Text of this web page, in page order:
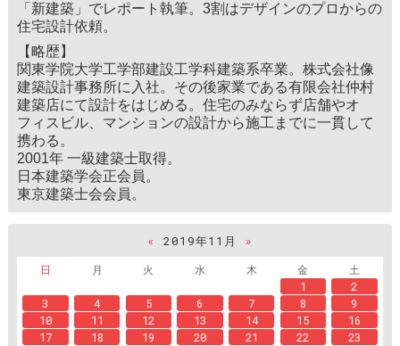
「新建築」でレポート執筆。3割はデザインのプロからの
住宅設計依頼。
【略歴】
関東学院大学工学部建設工学科建築系卒業。株式会社像
建築設計事務所に入社。その後家業である有限会社仲村
建築店にて設計をはじめる。住宅のみならず店舗やオ
フィスビル、マンションの設計から施工までに一貫して
携わる。
2001年 一級建築士取得。
日本建築学会正会員。
東京建築士会会員。
« 2019年11月
»
日
月 火 水 木 金
土
1
2
3
4 5 6 7 8
9
10
11 12 13 14 15
16
17
18 19 20 21 22
23